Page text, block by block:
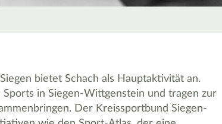
bietet Schach als Hauptaktivität an.
in Siegen-Wittgenstein und tragen zur
Der Kreissportbund Siegen-